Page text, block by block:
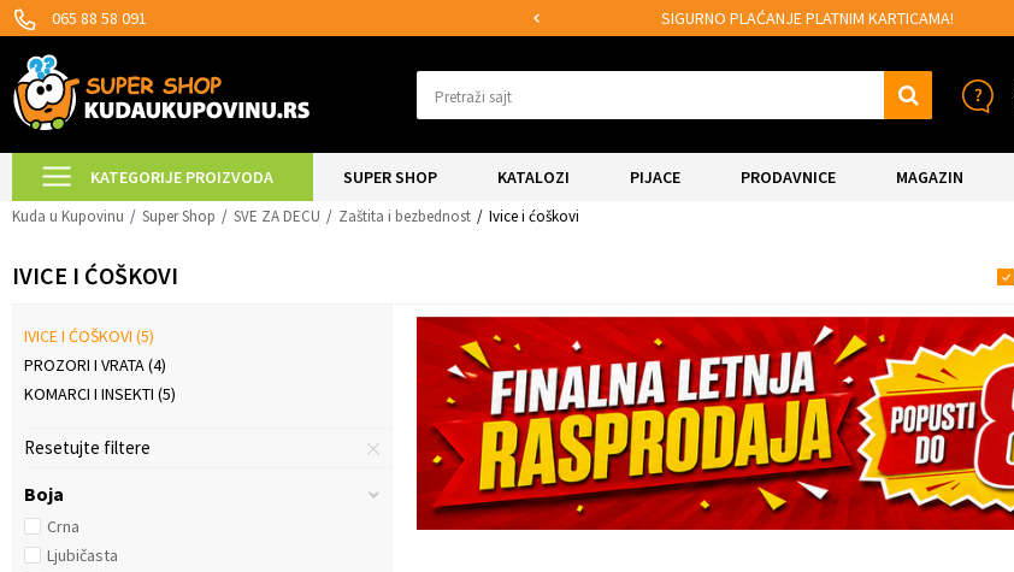
065 88 58 091 SIGURNO PLAĆANJE PLATNIM KARTICAMA!
Pretraži sajt
KATEGORIJE PROIZVODA SUPER SHOP KATALOZI PIJACE PRODAVNICE MAGAZIN
Kuda u Kupovinu Super Shop SVE ZA DECU Zaštita i bezbednost Ivice i ćoškovi
IVICE I ĆOŠKOVI
IVICE I ĆOŠKOVI (5)
PROZORI I VRATA(4)
KOMARCI I INSEKTI (5)
Resetujte filtere
Boja
Crna
Ljubičasta